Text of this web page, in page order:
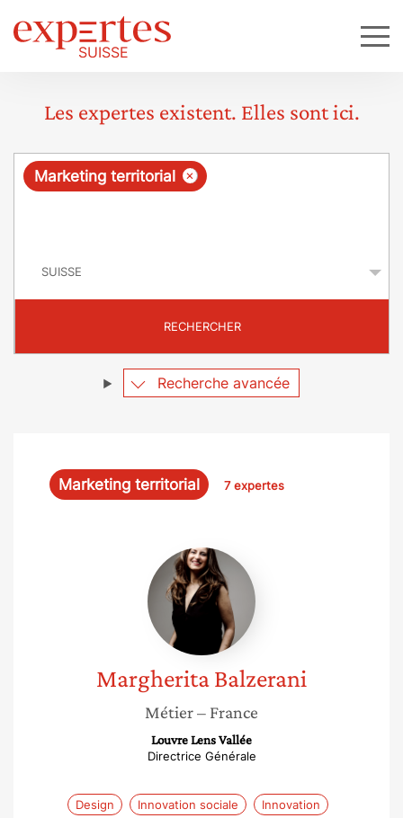
Les expertes existent. Elles sont ici.
R
ê
e
×
Marketing territorial
RECHERCHER
Recherche avancée
Marketing territorial 7 expertes
Margherita
Balzerani
MargheritaBalzerani
Métier– France
Louvre Lens Vallée
Directrice Générale
Design Innovation sociale Innovation